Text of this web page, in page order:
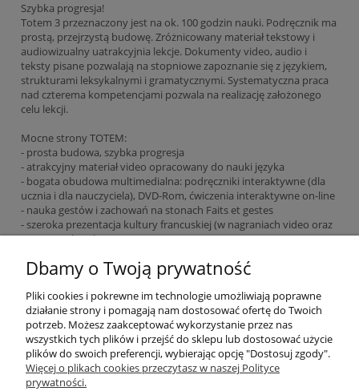
Szybka progresja!
Totem 3 przeznaczony jest na ok. 100 godzin nauki. Podręcznik ma
prostą, przejrzystą budowę. Zróżnicowany materiał tekstowy i
audiowizualny uatrakcyjnia lekcje. Dokumenty video, audio i
teksty pisane pozwalają na stopniowe zapoznanie się z językiem,
strukturami leksykalnymi i gramatycznymi. Systematyczna praca
nad czterema kompetencjami pozwala na realizację założonego
celu lekcji.
Mocne strony TOTEM:
- prosta budowa, szybka progresja
- atrakcyjny materiał video opracowany do nauki języka
- bogata obudowa multimedialna: podręczniki interaktywne (dla
ucznia i dla nauczyciela), DVD-Rom, ćwiczenia interaktywne on-line
- nauka gestów i zachowań na stonach Faits et gestes
- szeroka prezentacja kultury francuskiej (w nagraniach video oraz
na stronach Cultures)
EAN: 9782014015522
O nas
Płatności i dostawa
Dbamy o Twoją prywatność
Pliki cookies i pokrewne im technologie umożliwiają poprawne
działanie strony i pomagają nam dostosować ofertę do Twoich
potrzeb. Możesz zaakceptować wykorzystanie przez nas
wszystkich tych plików i przejść do sklepu lub dostosować użycie
plików do swoich preferencji, wybierając opcję "Dostosuj zgody".
Więcej o plikach cookies przeczytasz w naszej Polityce
prywatności.